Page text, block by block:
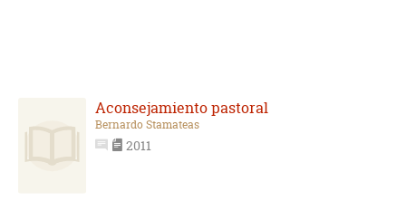
Aconsejamiento pastoral
Bernardo Stamateas
2011